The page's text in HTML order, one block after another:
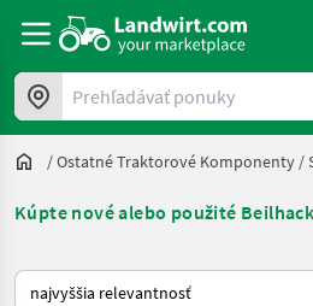
Prehľadávať ponuky
/Ostatné Traktorové Komponenty /
Kúpte nové alebo použité
Takto sa vykonáva triedenie na